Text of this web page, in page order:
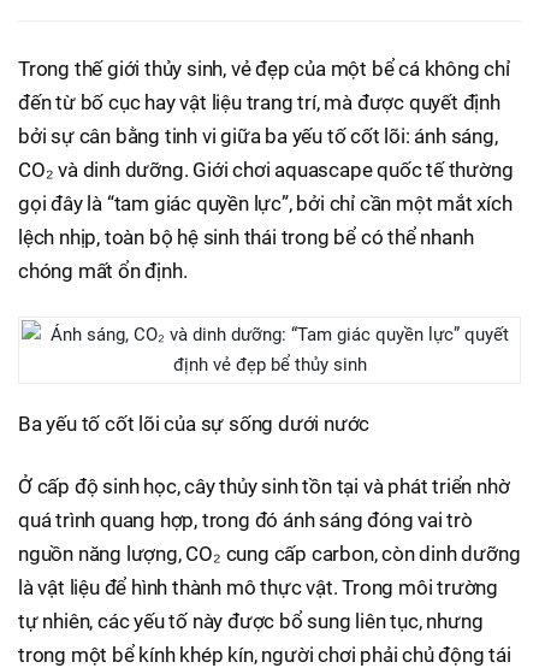
Trong thế giới thủy sinh, vẻ đẹp của một bể cá không chỉ
đến từ bố cục hay vật liệu trang trí, mà được quyết định
bởi sự cân bằng tinh vi giữa ba yếu tố cốt lõi: ánh sáng,
CO₂ và dinh dưỡng. Giới chơi aquascape quốc tế thường
gọi đây là “tam giác quyền lực”, bởi chỉ cần một mắt xích
lệch nhịp, toàn bộ hệ sinh thái trong bể có thể nhanh
chóng mất ổn định.
Ba yếu tố cốt lõi của sự sống dưới nước
Ở cấp độ sinh học, cây thủy sinh tồn tại và phát triển nhờ
quá trình quang hợp, trong đó ánh sáng đóng vai trò
nguồn năng lượng, CO₂ cung cấp carbon, còn dinh dưỡng
là vật liệu để hình thành mô thực vật. Trong môi trường
tự nhiên, các yếu tố này được bổ sung liên tục, nhưng
trong một bể kính khép kín, người chơi phải chủ động tái